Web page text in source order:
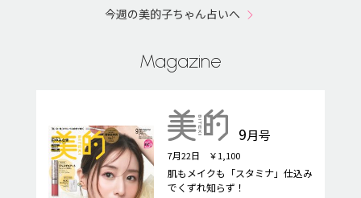
今週の美的子ちゃん占いへ
Magazine
9月号
7月22日 ￥1,100
肌もメイクも「スタミナ」仕込み
でくずれ知らず！